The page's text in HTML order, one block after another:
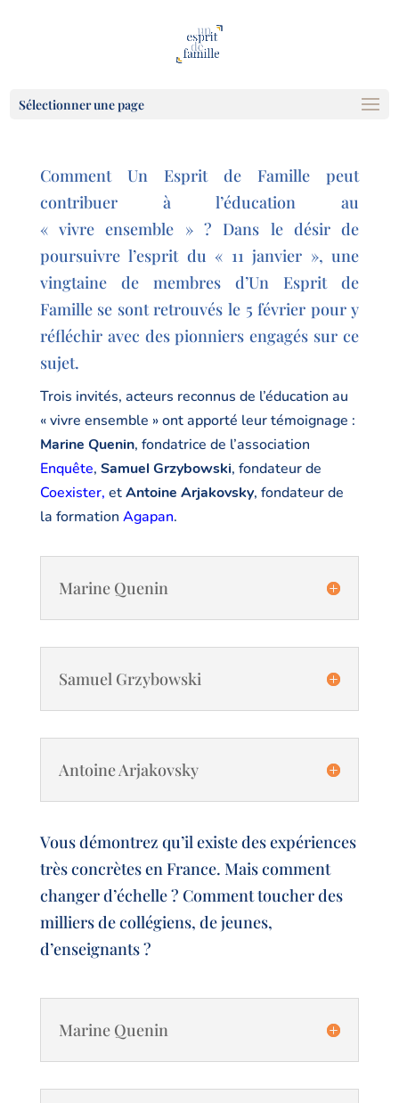
Sélectionner une page
Comment Un Esprit de Famille peut
contribuer à l’éducation au
« vivre ensemble » ? Dans le désir de
poursuivre l’esprit du « 11 janvier », une
vingtaine de membres d’Un Esprit de
Famille se sont retrouvés le 5 février pour y
réfléchir avec des pionniers engagés sur ce
sujet.
Trois invités, acteurs reconnus de l’éducation au
« vivre ensemble » ont apporté leur témoignage :
Marine Quenin, fondatrice de l’association
Enquête, Samuel Grzybowski, fondateur de
Coexister, etAntoine Arjakovsky, fondateur de
la formation Agapan.
Marine Quenin
Samuel Grzybowski
Antoine Arjakovsky
Vous démontrez qu’il existe des expériences
très concrètes en France. Mais comment
changer d’échelle ? Comment toucher des
milliers de collégiens, de jeunes,
d’enseignants ?
Marine Quenin